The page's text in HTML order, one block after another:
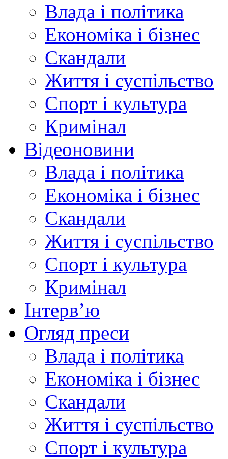
Влада і політика
Економіка і бізнес
Скандали
Життя і суспільство
Спорт і культура
Кримінал
Відеоновини
Влада і політика
Економіка і бізнес
Скандали
Життя і суспільство
Спорт і культура
Кримінал
Інтерв’ю
Огляд преси
Влада і політика
Економіка і бізнес
Скандали
Життя і суспільство
Спорт і культура